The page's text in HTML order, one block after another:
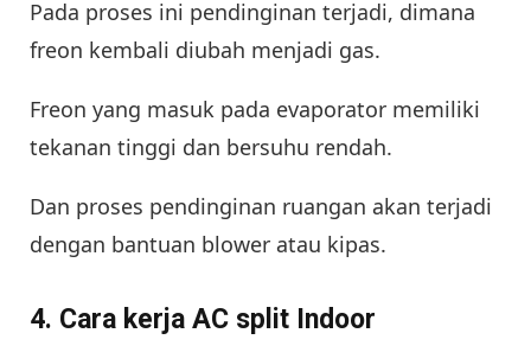
Pada proses ini pendinginan terjadi, dimana
freon kembali diubah menjadi gas.
Freon yang masuk pada evaporator memiliki
tekanan tinggi dan bersuhu rendah.
Dan proses pendinginan ruangan akan terjadi
dengan bantuan blower atau kipas.
4. Cara kerja AC split Indoor